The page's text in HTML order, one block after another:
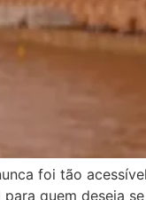
foi tão
quem deseja